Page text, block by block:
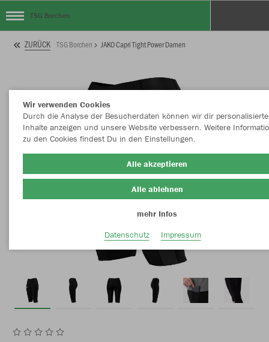
TSG Borchen
ZURÜCK TSG Borchen JAKO Capri Tight Power Damen
Wir verwenden Cookies
Durch die Analyse der Besucherdaten können wir dir personalisierte
Inhalte anzeigen und unsere Website verbessern. Weitere
zu den Cookies findest Du in den Einstellungen.
Alle akzeptieren
Alle ablehnen
mehr Infos
Datenschutz
Impressum